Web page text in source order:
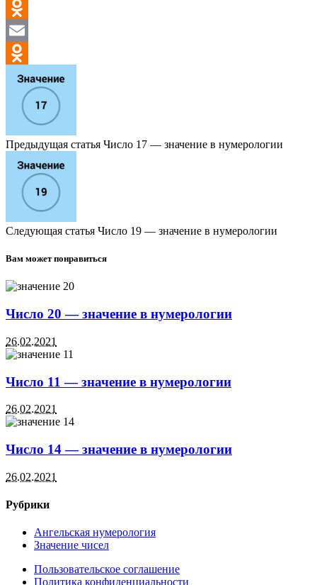
Email
Odnoklassniki
Email
Odnoklassniki
Предыдущая статья Число 17 — значение в нумерологии
Следующая статья Число 19 — значение в нумерологии
Вам может понравиться
Число 20 — значение в нумерологии
26.02.2021
Число 11 — значение в нумерологии
26.02.2021
Число 14 — значение в нумерологии
26.02.2021
Рубрики
Ангельская нумерология
Значение чисел
Пользовательское соглашение
Политика конфиденциальности